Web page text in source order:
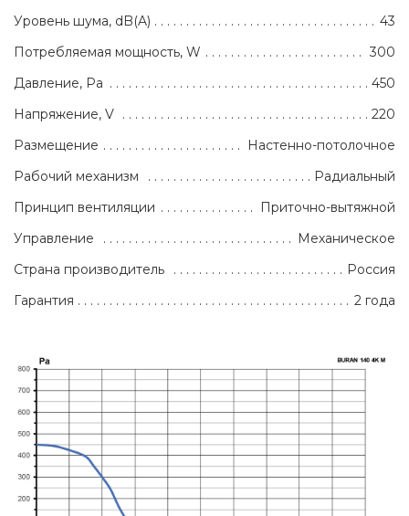
Уровень шума, dB(A)
43
Потребляемая мощность, W
300
Давление, Pa
450
Напряжение, V
220
Размещение
Настенно-потолочное
Рабочий механизм
Радиальный
Принцип вентиляции
Приточно-вытяжной
Управление
Механическое
Страна производитель
Россия
Гарантия
2 года